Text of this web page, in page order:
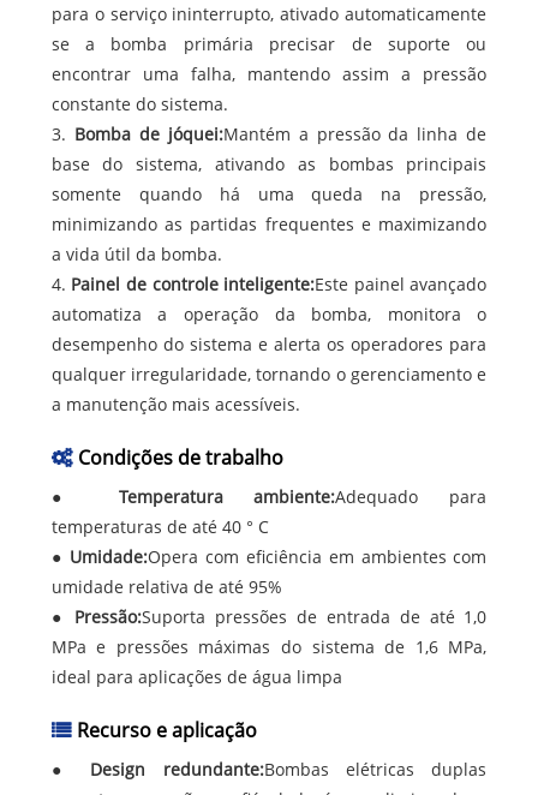
para o serviço ininterrupto, ativado automaticamente
se a bomba primária precisar de suporte ou
encontrar uma falha, mantendo assim a pressão
constante do sistema.
3. Bomba de jóquei:Mantém a pressão da linha de
base do sistema, ativando as bombas principais
somente quando há uma queda na pressão,
minimizando as partidas frequentes e maximizando
a vida útil da bomba.
4. Painel de controle inteligente:Este painel avançado
automatiza a operação da bomba, monitora o
desempenho do sistema e alerta os operadores para
qualquer irregularidade, tornando o gerenciamento e
a manutenção mais acessíveis.
Condições de trabalho
● Temperatura ambiente:Adequado para
temperaturas de até 40 ° C
● Umidade:Opera com eficiência em ambientes com
umidade relativa de até 95%
● Pressão:Suporta pressões de entrada de até 1,0
MPa e pressões máximas do sistema de 1,6 MPa,
ideal para aplicações de água limpa
Recurso e aplicação
● Design redundante:Bombas elétricas duplas